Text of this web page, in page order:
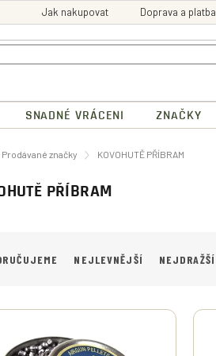
Jak nakupovat Doprava a platba
SNADNÉ VRÁCENI ZNAČKY
Prodávané značky KOVOHUTĚ PŘÍBRAM
PŘÍBRAM
NEJLEVNĚJŠÍ NEJDRAŽŠÍ